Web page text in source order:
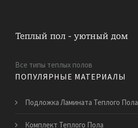
Все типы теплых полов
ПОПУЛЯРНЫЕ МАТЕРИАЛЫ
Подложка Ламината Теплого Пола
Комплект Теплого Пола